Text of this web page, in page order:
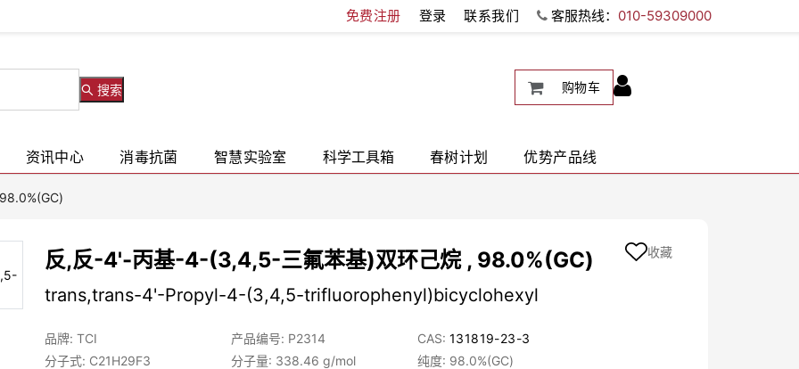
免费注册 登录 联系我们 客服热线： 010-59309000
搜索 购物车
资讯中心 消毒抗菌 智慧实验室 科学工具箱 春树计划 优势产品线
反,反-4'-丙基-4-(3,4,5-三氟苯基)双环己烷 , 98.0%(GC)
trans,trans-4'-Propyl-4-(3,4,5-trifluorophenyl)bicyclohexyl
品牌: TCI 产品编号: P2314 CAS: 131819-23-3
分子式: C21H29F3
分子量: 338.46 g/mol 纯度: 98.0%(GC)
收藏